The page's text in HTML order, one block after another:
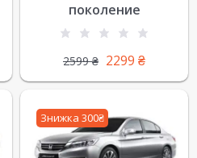
поколение
2599₴ 2299 ₴
Знижка 300₴